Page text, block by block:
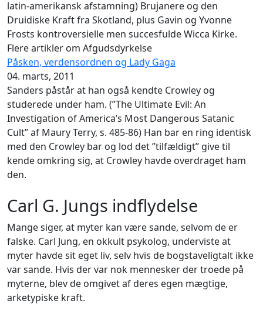
latin-amerikansk afstamning) Brujanere og den
Druidiske Kraft fra Skotland, plus Gavin og Yvonne
Frosts kontroversielle men succesfulde Wicca Kirke.
Flere artikler om Afgudsdyrkelse
Påsken, verdensordnen og Lady Gaga
04. marts, 2011
Sanders påstår at han også kendte Crowley og
studerede under ham. (”The Ultimate Evil: An
Investigation of America’s Most Dangerous Satanic
Cult” af Maury Terry, s. 485-86) Han bar en ring identisk
med den Crowley bar og lod det ”tilfældigt” give til
kende omkring sig, at Crowley havde overdraget ham
den.
Carl G. Jungs indflydelse
Mange siger, at myter kan være sande, selvom de er
falske. Carl Jung, en okkult psykolog, underviste at
myter havde sit eget liv, selv hvis de bogstaveligtalt ikke
var sande. Hvis der var nok mennesker der troede på
myterne, blev de omgivet af deres egen mægtige,
arketypiske kraft.